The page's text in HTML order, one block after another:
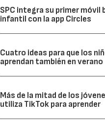
SPC integra su primer móvil
infantil con la app Circles
Cuatro ideas para que los
aprendan también en verano
Más de la mitad de los
utiliza TikTok para aprender